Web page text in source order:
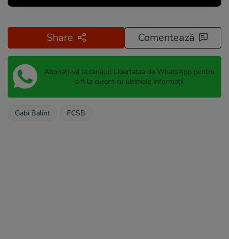
Share Comentează
Abonați-vă la canalul Libertatea de WhatsApp pentru
a fi la curent cu ultimele informații
Gabi Balint FCSB